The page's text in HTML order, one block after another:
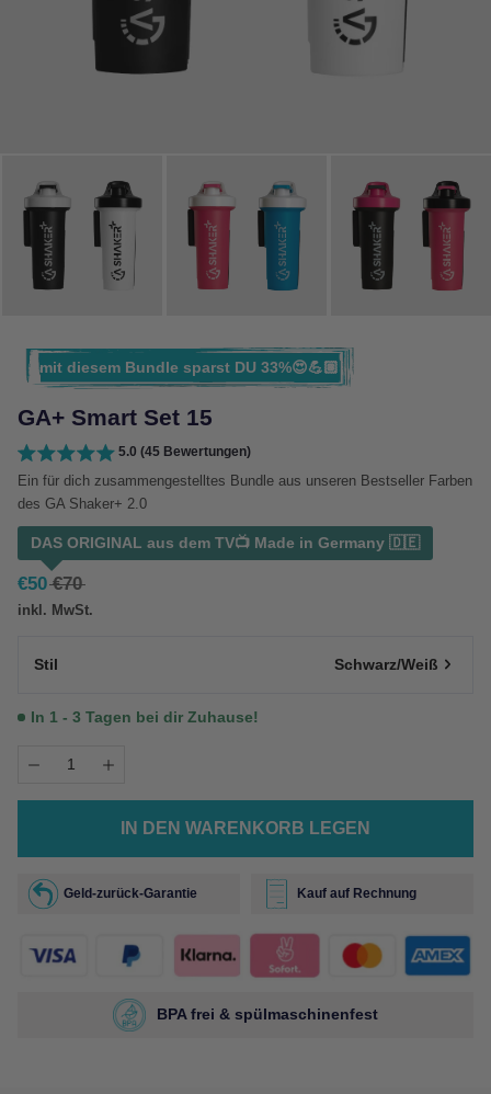
mit diesem Bundle sparst DU 33%😍💪🏽
GA+ Smart Set 15
5.0 (45 Bewertungen)
Ein für dich zusammengestelltes Bundle aus unseren Bestseller Farben
des GA Shaker+ 2.0
DAS ORIGINAL aus dem TV📺 Made in Germany 🇩🇪
€50 €70
inkl. MwSt.
Stil Schwarz/Weiß
In 1 - 3 Tagen bei dir Zuhause!
IN DEN WARENKORB LEGEN
Geld-zurück-Garantie Kauf auf Rechnung
BPA frei & spülmaschinenfest